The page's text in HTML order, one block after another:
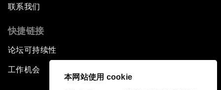
本网站使用 cookie
联系我们
快捷链接
论坛可持续性
工作机会